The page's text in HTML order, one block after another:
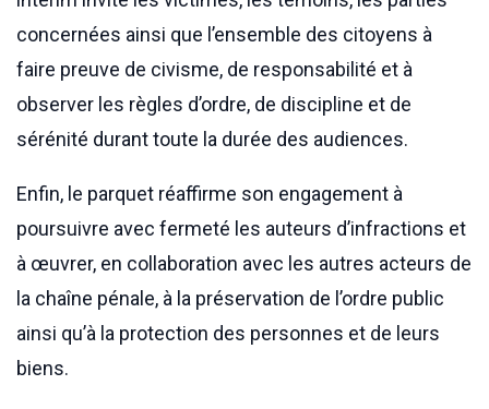
concernées ainsi que l’ensemble des citoyens à
faire preuve de civisme, de responsabilité et à
observer les règles d’ordre, de discipline et de
sérénité durant toute la durée des audiences.
Enfin, le parquet réaffirme son engagement à
poursuivre avec fermeté les auteurs d’infractions et
à œuvrer, en collaboration avec les autres acteurs de
la chaîne pénale, à la préservation de l’ordre public
ainsi qu’à la protection des personnes et de leurs
biens.